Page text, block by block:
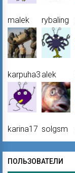
malek rybaling
karpuha3 alek
karina17 solgsm
ПОЛЬЗОВАТЕЛИ